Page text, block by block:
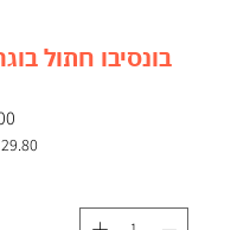
בונסיבו חתול בוגר